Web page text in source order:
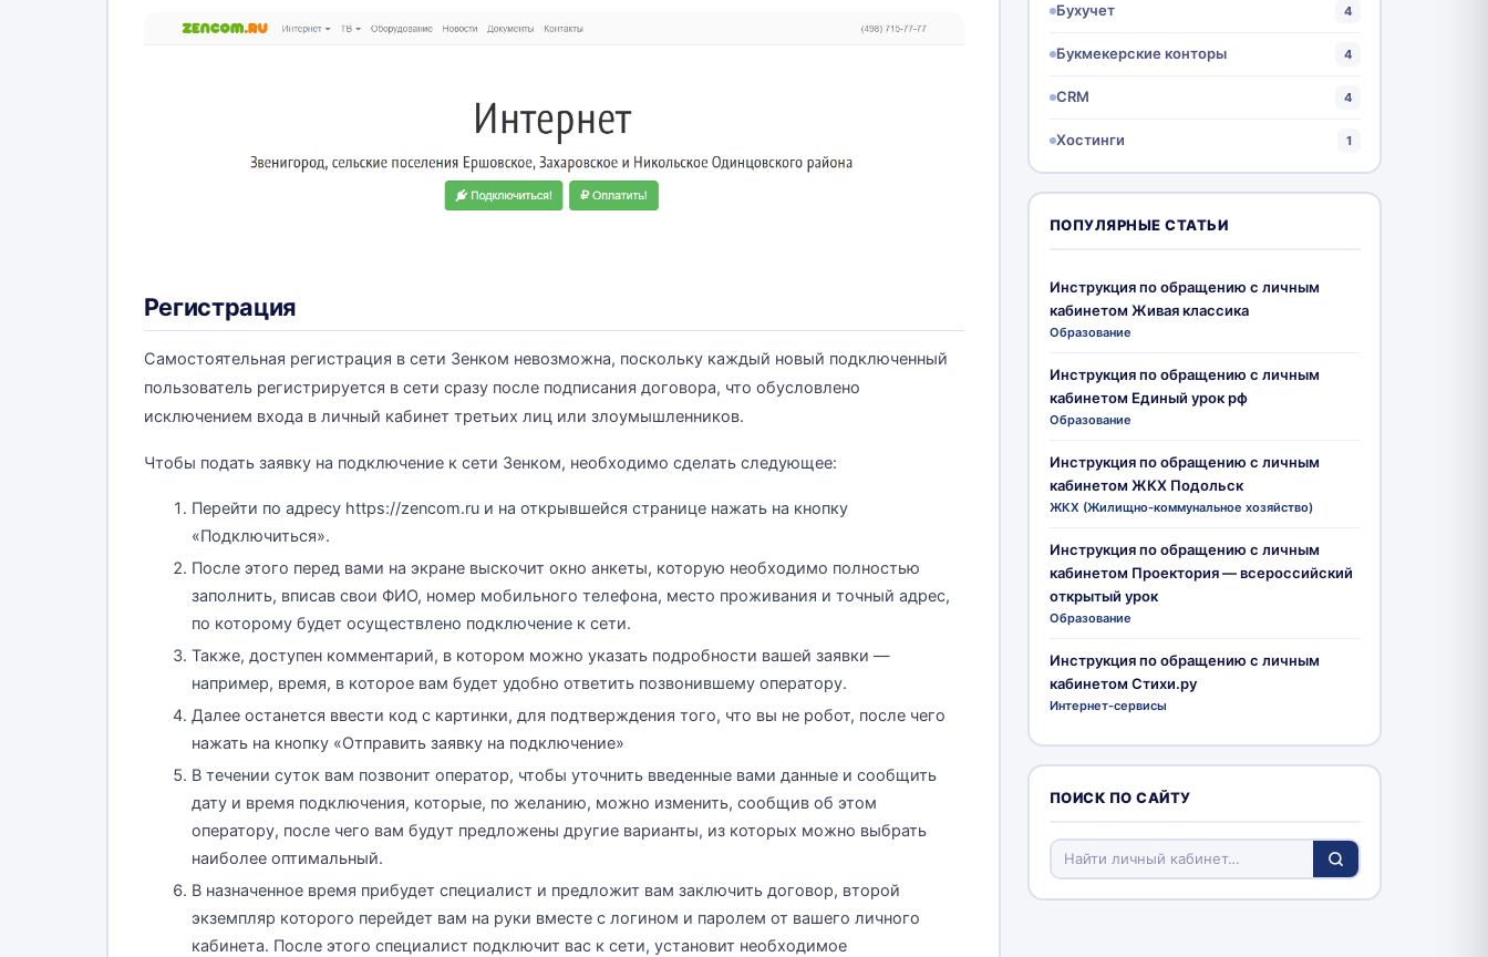
Регистрация
Самостоятельная регистрация в сети Зенком невозможна, поскольку каждый новый подключенный
пользователь регистрируется в сети сразу после подписания договора, что обусловлено
исключением входа в личный кабинет третьих лиц или злоумышленников.
Чтобы подать заявку на подключение к сети Зенком, необходимо сделать следующее:
Перейти по адресу https://zencom.ru и на открывшейся странице нажать на кнопку
«Подключиться».
После этого перед вами на экране выскочит окно анкеты, которую необходимо полностью
заполнить, вписав свои ФИО, номер мобильного телефона, место проживания и точный адрес,
по которому будет осуществлено подключение к сети.
Также, доступен комментарий, в котором можно указать подробности вашей заявки —
например, время, в которое вам будет удобно ответить позвонившему оператору.
Далее останется ввести код с картинки, для подтверждения того, что вы не робот, после чего
нажать на кнопку «Отправить заявку на подключение»
В течении суток вам позвонит оператор, чтобы уточнить введенные вами данные и сообщить
дату и время подключения, которые, по желанию, можно изменить, сообщив об этом
оператору, после чего вам будут предложены другие варианты, из которых можно выбрать
наиболее оптимальный.
В назначенное время прибудет специалист и предложит вам заключить договор, второй
экземпляр которого перейдет вам на руки вместе с логином и паролем от вашего личного
кабинета. После этого специалист подключит вас к сети, установит необходимое
Бухучет 4
Букмекерские конторы 4
CRM 4
Хостинги 1
ПОПУЛЯРНЫЕ СТАТЬИ
Инструкция по обращению с личным
кабинетом Живая классика
Образование
Инструкция по обращению с личным
кабинетом Единый урок рф
Образование
Инструкция по обращению с личным
кабинетом ЖКХ Подольск
ЖКХ (Жилищно-коммунальное хозяйство)
Инструкция по обращению с личным
кабинетом Проектория — всероссийский
открытый урок
Образование
Инструкция по обращению с личным
кабинетом Стихи.ру
Интернет-сервисы
ПОИСК ПО САЙТУ